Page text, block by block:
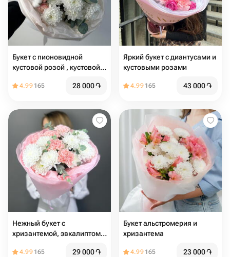
Букет с пионовидной
кустовой розой , кустовой
4.99 165 28 000֏
Яркий букет с диантусами и
кустовыми розами
4.99 165 43 000֏
Нежный букет с
хризантемой, эвкалиптом и
4.99 165 29 000֏
Букет альстромерия и
хризантема
4.99 165 23 000֏